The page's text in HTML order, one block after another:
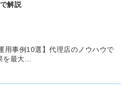
解説
用事例10選】代理店のノウハウで
最大...